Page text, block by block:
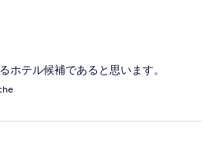
ホテル候補であると思います。